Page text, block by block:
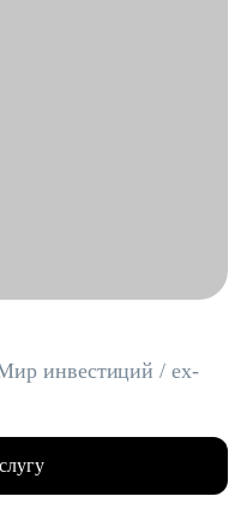
инвестиций / ex-